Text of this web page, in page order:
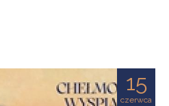
15
czerwca